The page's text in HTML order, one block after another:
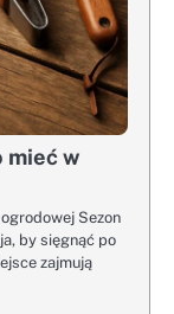
mieć w
Sezon
by sięgnąć po
zajmują